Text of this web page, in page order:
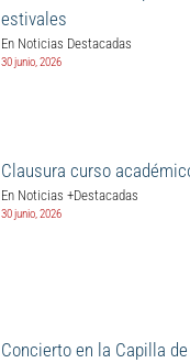
estivales
En Noticias Destacadas
30 junio, 2026
Clausura curso
En Noticias +Destacadas
30 junio, 2026
Concierto en la Capilla